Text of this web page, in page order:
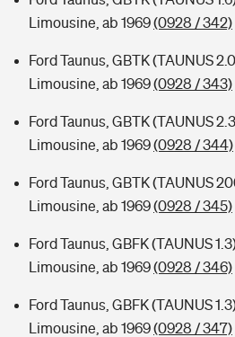
Typklassen: So ist Ihr Auto eingestuft
Sie haben Fragen?
Limousine, ab 1969(0928 / 342)
Ford Taunus, GBTK (TAUNUS
Limousine, ab 1969(0928 / 343)
Ford Taunus, GBTK (TAUNUS
Limousine, ab 1969(0928 / 344)
Ford Taunus, GBTK (TAUNUS
Limousine, ab 1969(0928 / 345)
Ford Taunus, GBFK (TAUNUS
Limousine, ab 1969(0928 / 346)
Ford Taunus, GBFK (TAUNUS
Limousine, ab 1969(0928 / 347)